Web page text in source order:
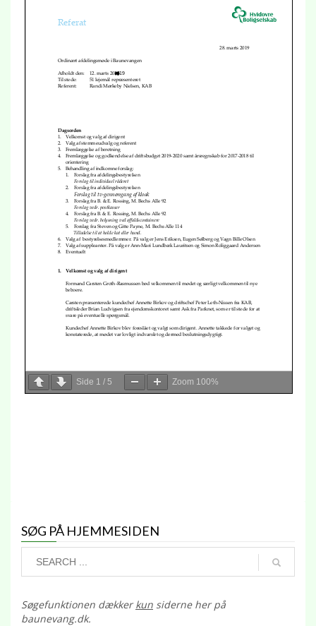
Side 1 / 5 Zoom 100%
SØG PÅ HJEMMESIDEN
Søgefunktionen dækkerkun siderne her på
baunevang.dk.